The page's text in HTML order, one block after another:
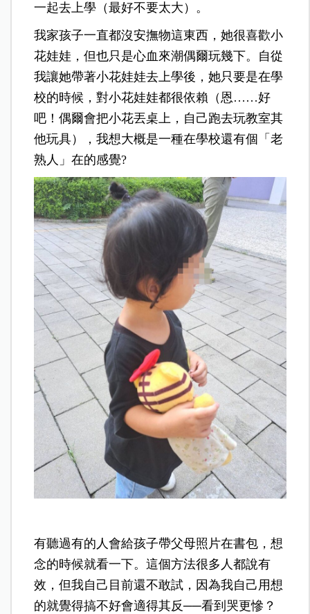
一起去上學（最好不要太大）。
我家孩子一直都沒安撫物這東西，她很喜歡小
花娃娃，但也只是心血來潮偶爾玩幾下。自從
我讓她帶著小花娃娃去上學後，她只要是在學
校的時候，對小花娃娃都很依賴（恩……好
吧！偶爾會把小花丟桌上，自己跑去玩教室其
他玩具），我想大概是一種在學校還有個「老
熟人」在的感覺?
有聽過有的人會給孩子帶父母照片在書包，想
念的時候就看一下。這個方法很多人都說有
效，但我自己目前還不敢試，因為我自己用想
的就覺得搞不好會適得其反──看到哭更慘？